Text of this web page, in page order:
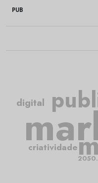
PUB
criatividade
digital